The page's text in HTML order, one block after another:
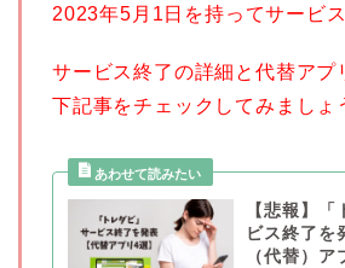
2023年5月1日を持ってサービ
サービス終了の詳細と代替アプ
下記事をチェックしてみましょ
【悲報】
ビス終了を
（代替）ア